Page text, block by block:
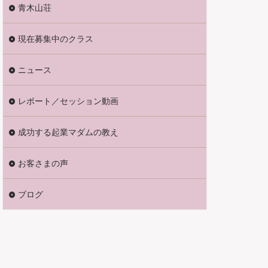
青木山荘
現在募集中のクラス
ニュース
レポート／セッション動画
成功する起業マダムの教え
お客さまの声
ブログ